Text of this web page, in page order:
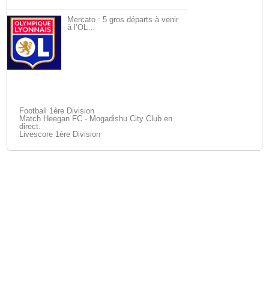
Mercato : 5 gros départs à venir
à l’OL…
Football 1ère Division
Match Heegan FC - Mogadishu City Club en
direct.
Livescore 1ère Division